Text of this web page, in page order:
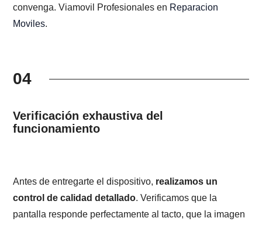
convenga. Viamovil Profesionales en Reparacion
Moviles.
04
Verificación exhaustiva del
funcionamiento
Antes de entregarte el dispositivo, realizamos un
control de calidad detallado. Verificamos que la
pantalla responde perfectamente al tacto, que la imagen